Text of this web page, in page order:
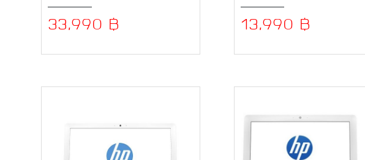
33,990 ฿ 13,990 ฿